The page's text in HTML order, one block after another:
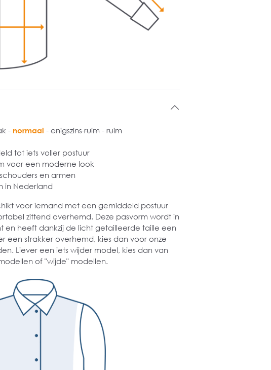
- normaal - enigszins ruim - ruim
tot iets voller postuur
voor een moderne look
en armen
in Nederland
voor iemand met een gemiddeld postuur
zittend overhemd. Deze pasvorm wordt in
en heeft dankzij de licht getailleerde taille een
een strakker overhemd, kies dan voor onze
Liever een iets wijder model, kies dan van
of "wijde" modellen.